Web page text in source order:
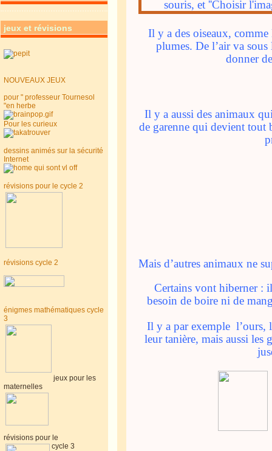
jeux et révisions
NOUVEAUX JEUX
pour " professeur Tournesol
"en herbe
Pour les curieux
dessins animés sur la sécurité
Internet
révisions pour le cycle 2
révisions cycle 2
énigmes mathématiques cycle
3
jeux pour les
maternelles
révisions pour le
cycle 3
Il y a des oiseaux,
plumes. De l’air va sous
donner
Il y a aussi des animaux
de garenne qui devient tout
Mais d’autres animaux ne
Certains vont hiberner :
besoin de boire ni de
Il y a par exemple l’ours,
leur tanière, mais aussi les